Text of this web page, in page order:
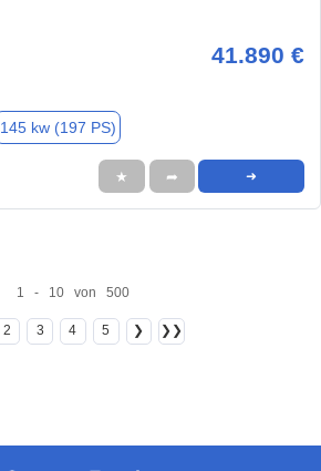
41.890 €
145 kw (197 PS)
★ ➦ ➜
1 - 10 von 500
2 3 4 5 ❯ ❯❯